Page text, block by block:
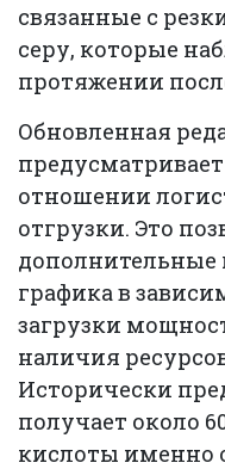
связанные с
серу, которые
протяжении
Обновленная
отношении
отгрузки. Это
дополнительные
графика в
загрузки
наличия
Исторически
получает около
кислоты именно